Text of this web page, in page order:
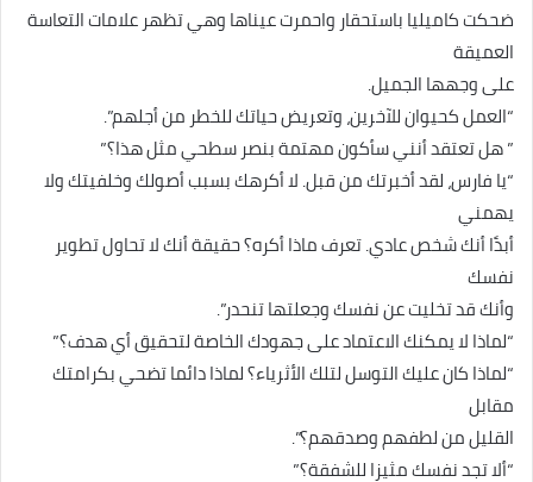
ضحكت كاميليا باستحقار واحمرت عيناها وهي تظهر علامات التعاسة
العميقة
على وجهها الجميل.
“العمل كحيوان للآخرين، وتعريض حياتك للخطر من أجلهم”.
” هل تعتقد أنني سأكون مهتمة بنصر سطحي مثل هذا؟”
“يا فارس، لقد أخبرتك من قبل. لا أكرهك بسبب أصولك وخلفيتك ولا
يهمني
أبدًا أنك شخص عادي. تعرف ماذا أكره؟ حقيقة أنك لا تحاول تطوير
نفسك
وأنك قد تخليت عن نفسك وجعلتها تنحدر”.
“لماذا لا يمكنك الاعتماد على جهودك الخاصة لتحقيق أي هدف؟”
“لماذا كان عليك التوسل لتلك الأثرياء؟ لماذا دائما تضحي بكرامتك
مقابل
القليل من لطفهم وصدقهم؟”.
“ألا تجد نفسك مثيزا للشفقة؟”